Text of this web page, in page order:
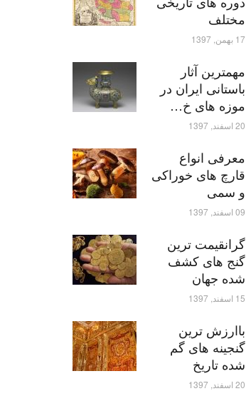
مختلف
17 بهمن, 1397
مهمترین آثار
باستانی ایران در
موزه های خ…
20 اسفند, 1397
معرفی انواع
قارچ های خوراکی
و سمی
09 اسفند, 1397
گرانقیمت ترین
گنج های کشف
شده جهان
15 اسفند, 1397
باارزش ترین
گنجینه های گم
شده تاریخ
20 اسفند, 1397